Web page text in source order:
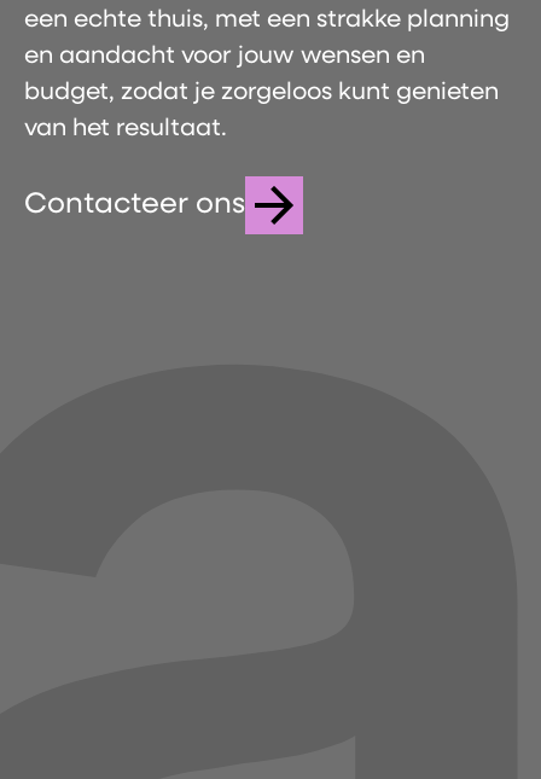
een echte thuis, met een strakke planning
en aandacht voor jouw wensen en
budget, zodat je zorgeloos kunt genieten
van het resultaat.
Contacteer ons